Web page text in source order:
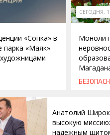
«Сопка» в
парка «Маяк»
СЕГОДНЯ,
Анатолий
высокую
надежным